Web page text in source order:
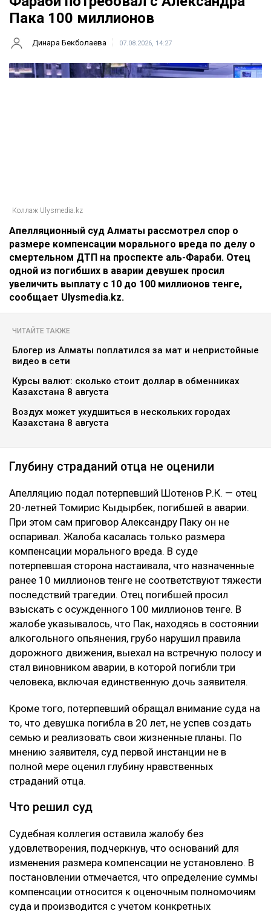
Пака 100 миллионов
Динара Бекболаева 07.08.2026, 14:27
Коллаж Ulysmedia.kz
Апелляционный суд Алматы рассмотрел спор о
размере компенсации морального вреда по делу о
смертельном ДТП на проспекте аль-Фараби. Отец
одной из погибших в аварии девушек просил
увеличить выплату с 10 до 100 миллионов тенге,
сообщает Ulysmedia.kz.
ЧИТАЙТЕ ТАКЖЕ
Блогер из Алматы поплатился за мат и непристойные
видео в сети
Курсы валют: сколько стоит доллар в обменниках
Казахстана 8 августа
Воздух может ухудшиться в нескольких городах
Казахстана 8 августа
Глубину страданий отца не оценили
Апелляцию подал потерпевший Шотенов Р.К. — отец
20-летней Томирис Кыдырбек, погибшей в аварии.
При этом сам приговор Александру Паку он не
оспаривал. Жалоба касалась только размера
компенсации морального вреда. В суде
потерпевшая сторона настаивала, что назначенные
ранее 10 миллионов тенге не соответствуют тяжести
последствий трагедии. Отец погибшей просил
взыскать с осужденного 100 миллионов тенге. В
жалобе указывалось, что Пак, находясь в состоянии
алкогольного опьянения, грубо нарушил правила
дорожного движения, выехал на встречную полосу и
стал виновником аварии, в которой погибли три
человека, включая единственную дочь заявителя.
Кроме того, потерпевший обращал внимание суда на
то, что девушка погибла в 20 лет, не успев создать
семью и реализовать свои жизненные планы. По
мнению заявителя, суд первой инстанции не в
полной мере оценил глубину нравственных
страданий отца.
Что решил суд
Судебная коллегия оставила жалобу без
удовлетворения, подчеркнув, что оснований для
изменения размера компенсации не установлено. В
постановлении отмечается, что определение суммы
компенсации относится к оценочным полномочиям
суда и производится с учетом конкретных